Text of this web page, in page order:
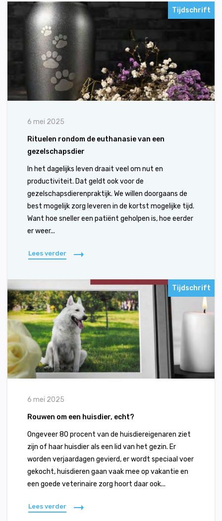
Tijdschrift
6 mei 2025
Rituelen rondom de euthanasie van een
gezelschapsdier
In het dagelijks leven draait veel om nut en
productiviteit. Dat geldt ook voor de
gezelschapsdierenpraktijk. We willen doorgaans de
best mogelijk zorg leveren in de kortst mogelijke tijd.
Want hoe sneller een patiënt geholpen is, hoe eerder
er weer...
Lees verder
Tijdschrift
6 mei 2025
Rouwen om een huisdier, echt?
Ongeveer 80 procent van de huisdiereigenaren ziet
zijn of haar huisdier als een lid van het gezin. Er
worden verjaardagen gevierd, er wordt speciaal voer
gekocht, huisdieren gaan vaak mee op vakantie en
een goede veterinaire zorg hoort daar ook...
Lees verder